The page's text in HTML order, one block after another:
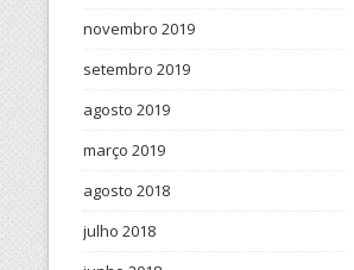
novembro 2019
setembro 2019
agosto 2019
março 2019
agosto 2018
julho 2018